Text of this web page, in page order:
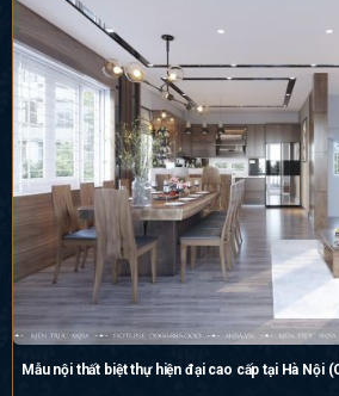
Mẫu nội thất biệt thự hiện đại cao cấp tại Hà Nội